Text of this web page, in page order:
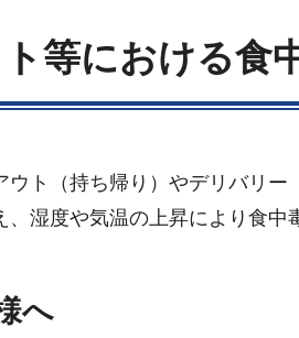
等における食
ト（持ち帰り）やデリバリー
、湿度や気温の上昇により食
へ